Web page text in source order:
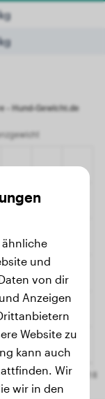
und
von dir
Anzeigen
Website zu
kann auch
Wir
wir in den